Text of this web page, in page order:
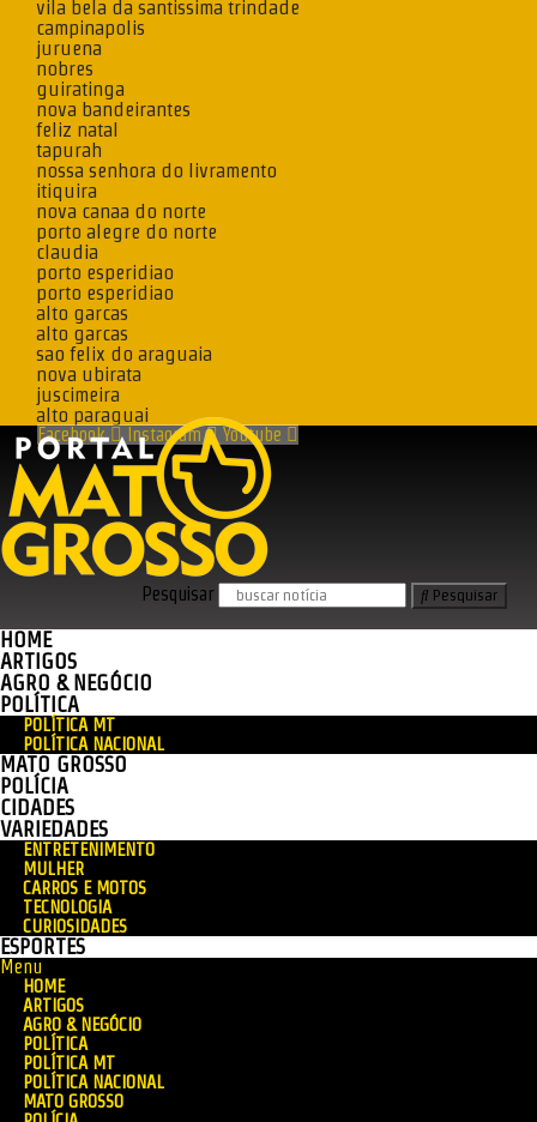
vila bela da santissima trindade
campinapolis
juruena
nobres
guiratinga
nova bandeirantes
feliz natal
tapurah
nossa senhora do livramento
itiquira
nova canaa do norte
porto alegre do norte
claudia
porto esperidiao
porto esperidiao
alto garcas
alto garcas
sao felix do araguaia
nova ubirata
juscimeira
alto paraguai
Facebook Instagram Youtube
Pesquisar Pesquisar
HOME
ARTIGOS
AGRO & NEGÓCIO
POLÍTICA
POLÍTICA MT
POLÍTICA NACIONAL
MATO GROSSO
POLÍCIA
CIDADES
VARIEDADES
ENTRETENIMENTO
MULHER
CARROS E MOTOS
TECNOLOGIA
CURIOSIDADES
ESPORTES
Menu
HOME
ARTIGOS
AGRO & NEGÓCIO
POLÍTICA
POLÍTICA MT
POLÍTICA NACIONAL
MATO GROSSO